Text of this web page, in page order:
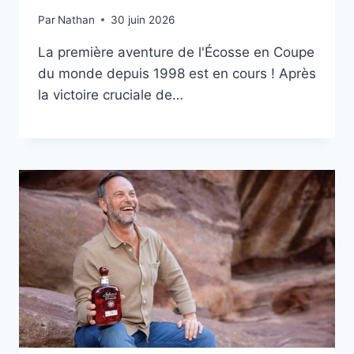
Par Nathan 30 juin 2026
La première aventure de l'Écosse en Coupe
du monde depuis 1998 est en cours ! Après
la victoire cruciale de…